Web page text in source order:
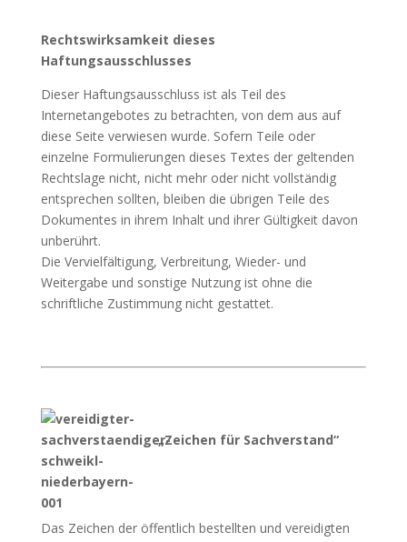
Rechtswirksamkeit dieses
Haftungsausschlusses
Dieser Haftungsausschluss ist als Teil des
Internetangebotes zu betrachten, von dem aus auf
diese Seite verwiesen wurde. Sofern Teile oder
einzelne Formulierungen dieses Textes der geltenden
Rechtslage nicht, nicht mehr oder nicht vollständig
entsprechen sollten, bleiben die übrigen Teile des
Dokumentes in ihrem Inhalt und ihrer Gültigkeit davon
unberührt.
Die Vervielfältigung, Verbreitung, Wieder- und
Weitergabe und sonstige Nutzung ist ohne die
schriftliche Zustimmung nicht gestattet.
„Zeichen für Sachverstand“
Das Zeichen der öffentlich bestellten und vereidigten